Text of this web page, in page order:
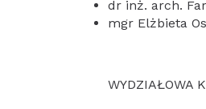
dr inż. arch.
mgr Elżbieta
WYDZIAŁOWA